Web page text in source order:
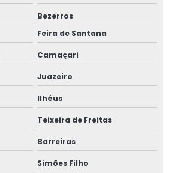
Bezerros
Feira de Santana
Camaçari
Juazeiro
Ilhéus
Teixeira de Freitas
Barreiras
Simões Filho